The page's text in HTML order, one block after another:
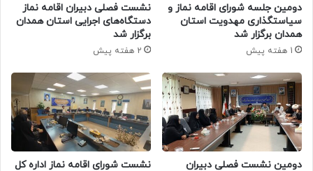
دومین جلسه شورای اقامه نماز و
سیاستگذاری مهدویت استان
همدان برگزار شد
1 هفته پیش
نشست فصلی دبیران اقامه نماز
دستگاه‌های اجرایی استان همدان
برگزار شد
2 هفته پیش
دومین نشست فصلی دبیران
نشست شورای اقامه نماز اداره کل